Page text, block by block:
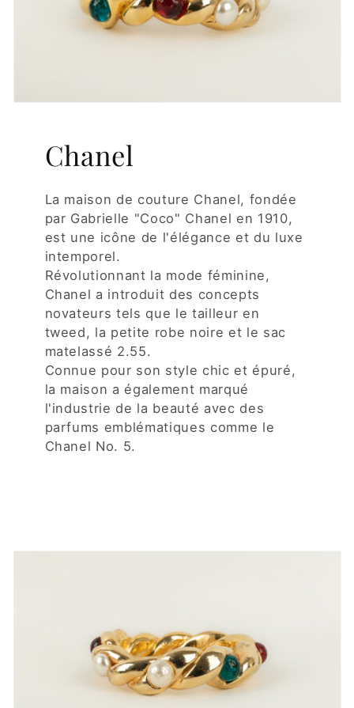
Chanel
La maison de couture Chanel, fondée
par Gabrielle "Coco" Chanel en 1910,
est une icône de l'élégance et du luxe
intemporel.
Révolutionnant la mode féminine,
Chanel a introduit des concepts
novateurs tels que le tailleur en
tweed, la petite robe noire et le sac
matelassé 2.55.
Connue pour son style chic et épuré,
la maison a également marqué
l'industrie de la beauté avec des
parfums emblématiques comme le
Chanel No. 5.